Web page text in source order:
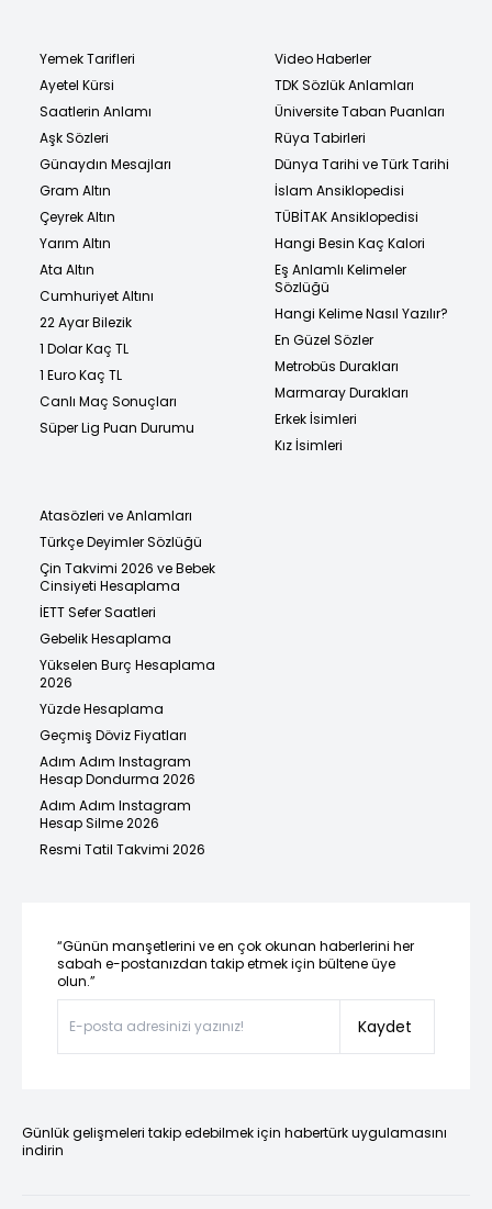
Yemek Tarifleri
Ayetel Kürsi
Saatlerin Anlamı
Aşk Sözleri
Günaydın Mesajları
Gram Altın
Çeyrek Altın
Yarım Altın
Ata Altın
Cumhuriyet Altını
22 Ayar Bilezik
1 Dolar Kaç TL
1 Euro Kaç TL
Canlı Maç Sonuçları
Süper Lig Puan Durumu
Video Haberler
TDK Sözlük Anlamları
Üniversite Taban Puanları
Rüya Tabirleri
Dünya Tarihi ve Türk Tarihi
İslam Ansiklopedisi
TÜBİTAK Ansiklopedisi
Hangi Besin Kaç Kalori
Eş Anlamlı Kelimeler
Sözlüğü
Hangi Kelime Nasıl Yazılır?
En Güzel Sözler
Metrobüs Durakları
Marmaray Durakları
Erkek İsimleri
Kız İsimleri
Atasözleri ve Anlamları
Türkçe Deyimler Sözlüğü
Çin Takvimi 2026 ve Bebek
Cinsiyeti Hesaplama
İETT Sefer Saatleri
Gebelik Hesaplama
Yükselen Burç Hesaplama
2026
Yüzde Hesaplama
Geçmiş Döviz Fiyatları
Adım Adım Instagram
Hesap Dondurma 2026
Adım Adım Instagram
Hesap Silme 2026
Resmi Tatil Takvimi 2026
“Günün manşetlerini ve en çok okunan haberlerini her
sabah e-postanızdan takip etmek için bültene üye
olun.”
Kaydet
Günlük gelişmeleri takip edebilmek için habertürk uygulamasını
indirin